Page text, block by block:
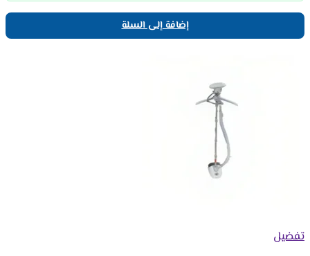
إضافة إلى السلة
تفضيل